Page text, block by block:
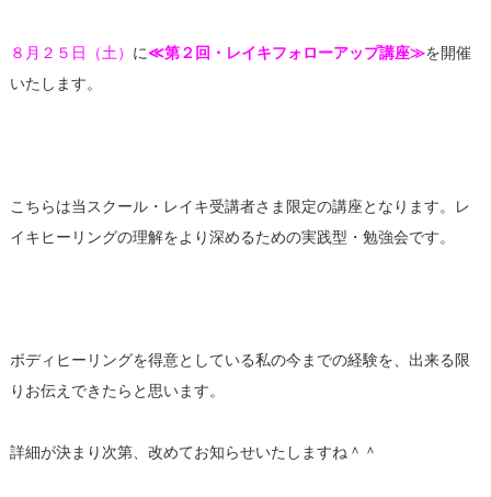
８月２５日（土） に≪第２回・レイキフォローアップ講座≫を開催
いたします。
こちらは当スクール・レイキ受講者さま限定の講座となります。レ
イキヒーリングの理解をより深めるための実践型・勉強会です。
ボディヒーリングを得意としている私の今までの経験を、出来る限
りお伝えできたらと思います。
詳細が決まり次第、改めてお知らせいたしますね＾＾